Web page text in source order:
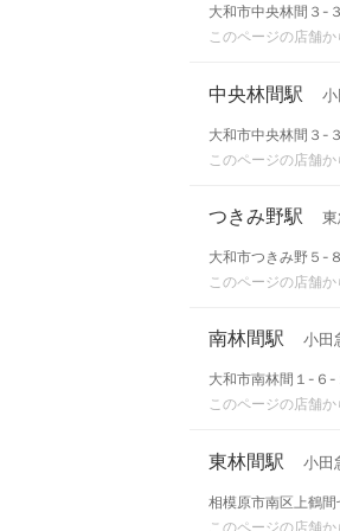
大和市中央林間３-
このページの店舗
中央林間駅
大和市中央林間３-
このページの店舗
つきみ野駅
大和市つきみ野５-
このページの店舗
南林間駅 小田
大和市南林間１-６-
このページの店舗か
東林間駅 小田
相模原市南区上鶴
このページの店舗